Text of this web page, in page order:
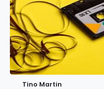
Tino Martin